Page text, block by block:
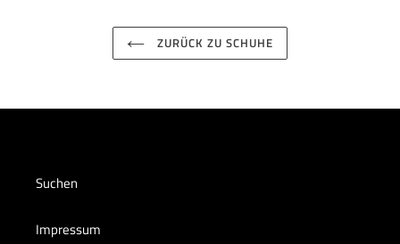
ZURÜCK ZU SCHUHE
Suchen
Impressum